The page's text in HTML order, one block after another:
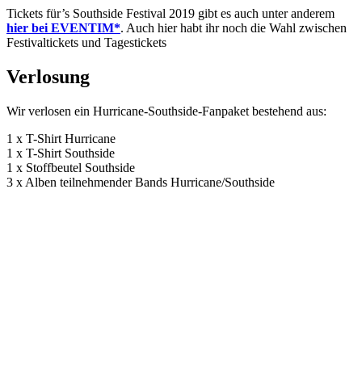
Tickets für’s Southside Festival 2019 gibt es auch unter anderem
hier bei EVENTIM*. Auch hier habt ihr noch die Wahl zwischen
Festivaltickets und Tagestickets
Verlosung
Wir verlosen ein Hurricane-Southside-Fanpaket bestehend aus:
1 x T-Shirt Hurricane
1 x T-Shirt Southside
1 x Stoffbeutel Southside
3 x Alben teilnehmender Bands Hurricane/Southside